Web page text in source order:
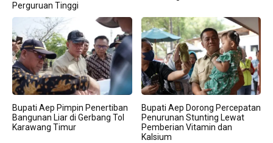
Perguruan Tinggi
Bupati Aep Pimpin Penertiban
Bangunan Liar di Gerbang Tol
Karawang Timur
Bupati Aep Dorong Percepatan
Penurunan Stunting Lewat
Pemberian Vitamin dan
Kalsium